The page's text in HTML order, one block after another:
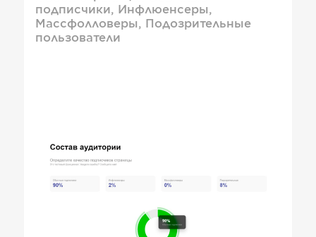
подписчики, Инфлюенсеры,
Массфолловеры, Подозрительные
пользователи